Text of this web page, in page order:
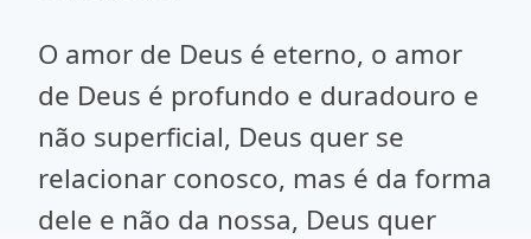
O amor de Deus é eterno, o amor
de Deus é profundo e duradouro e
não superficial, Deus quer se
relacionar conosco, mas é da forma
dele e não da nossa, Deus quer